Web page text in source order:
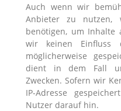
Auch wenn wir
Anbieter zu nutzen,
benötigen, um Inhalte
wir keinen Einfluss
möglicherweise
dient in dem Fall
Zwecken. Sofern wir
IP-Adresse
Nutzer darauf hin.